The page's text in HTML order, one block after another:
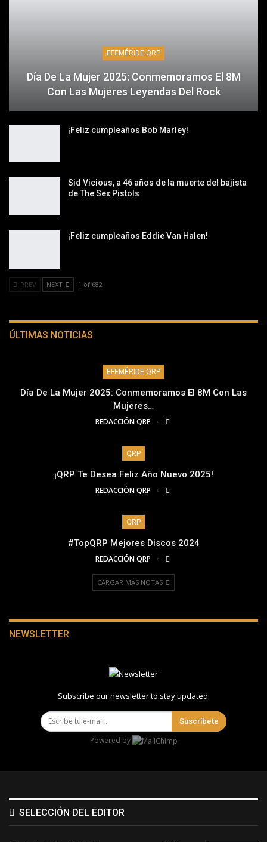
EFEMÉRIDE QRP
Día De La Mujer 2025: Conmemoramos El 8M
Con Las Mujeres Leyendas Del Rock
¡Feliz cumpleaños Bob Marley!
Sid Vicious, a 46 años de la muerte del bajista
de The Sex Pistols
¡Feliz cumpleaños Eddie Van Halen!
PREV NEXT 1 of 682
ÚLTIMAS NOTICIAS
EFEMÉRIDE QRP
Día De La Mujer 2025: Conmemoramos El 8M Con Las
Mujeres…
REDACCIÓN QRP
QRP
¡QRP Te Desea Feliz Año Nuevo 2025!
REDACCIÓN QRP
QRP
#TopQRP Mejores Discos 2024
REDACCIÓN QRP
CARGAR MÁS NOTAS
NEWSLETTER
Subscribe our newsletter to stay updated.
Suscríbete
Powered by
SELECCIÓN DEL EDITOR